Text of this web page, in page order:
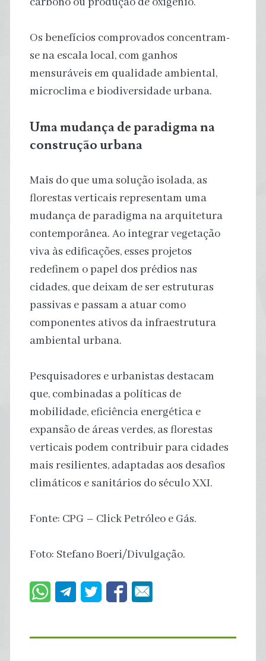
Os benefícios comprovados concentram-
se na escala local, com ganhos
mensuráveis em qualidade ambiental,
microclima e biodiversidade urbana.
Uma mudança de paradigma na
construção urbana
Mais do que uma solução isolada, as
florestas verticais representam uma
mudança de paradigma na arquitetura
contemporânea. Ao integrar vegetação
viva às edificações, esses projetos
redefinem o papel dos prédios nas
cidades, que deixam de ser estruturas
passivas e passam a atuar como
componentes ativos da infraestrutura
ambiental urbana.
Pesquisadores e urbanistas destacam
que, combinadas a políticas de
mobilidade, eficiência energética e
expansão de áreas verdes, as florestas
verticais podem contribuir para cidades
mais resilientes, adaptadas aos desafios
climáticos e sanitários do século XXI.
Fonte: CPG – Click Petróleo e Gás.
Foto: Stefano Boeri/Divulgação.